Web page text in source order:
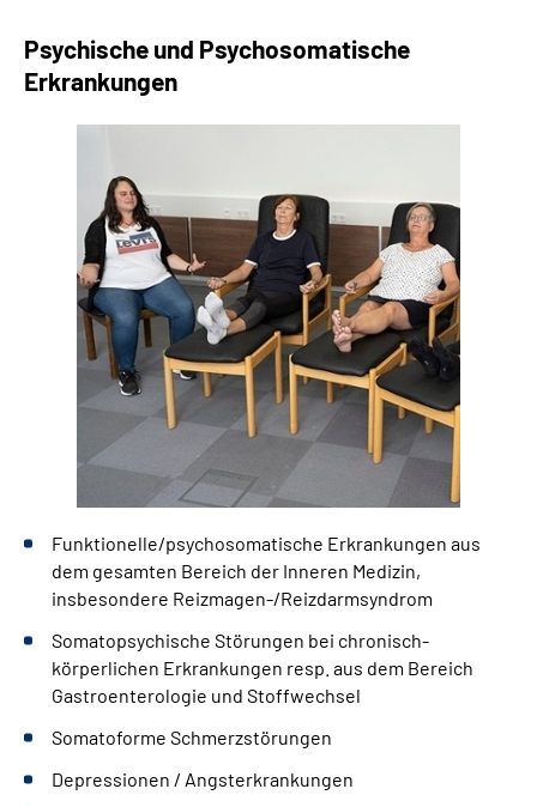
Suche
Gebärdensprache
Psychische und Psychosomatische
Erkrankungen
Funktionelle/psychosomatische Erkrankungen aus
dem gesamten Bereich der Inneren Medizin,
insbesondere Reizmagen-/Reizdarmsyndrom
Somatopsychische Störungen bei chronisch-
körperlichen Erkrankungen resp. aus dem Bereich
Gastroenterologie und Stoffwechsel
Somatoforme Schmerzstörungen
Depressionen / Angsterkrankungen